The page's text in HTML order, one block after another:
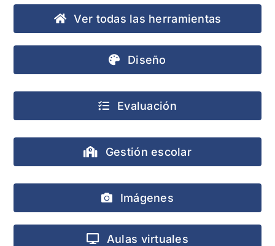
Ver todas las herramientas
Diseño
Evaluación
Gestión escolar
Imágenes
Aulas virtuales